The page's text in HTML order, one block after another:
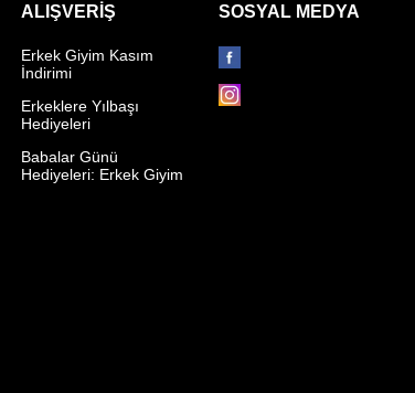
ALIŞVERIŞ
Erkek Giyim Kasım
İndirimi
Erkeklere Yılbaşı
Hediyeleri
Babalar Günü
Hediyeleri: Erkek Giyim
SOSYAL MEDYA